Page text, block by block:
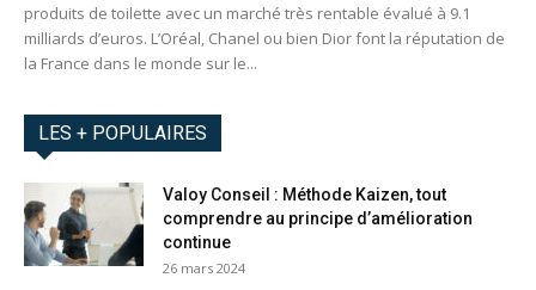
produits de toilette avec un marché très rentable évalué à 9.1
milliards d’euros. L’Oréal, Chanel ou bien Dior font la réputation de
la France dans le monde sur le...
LES + POPULAIRES
Valoy Conseil : Méthode Kaizen, tout
comprendre au principe d’amélioration
continue
26 mars 2024